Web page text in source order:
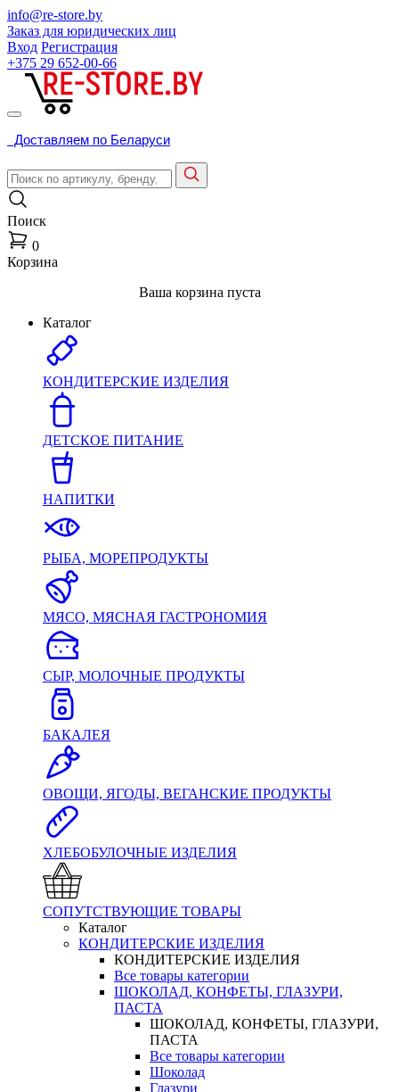
info@re-store.by
Заказ для юридических лиц
Вход Регистрация
+375 29 652-00-66
Доставляем по Беларуси
Поиск
0
Корзина
Ваша корзина пуста
Каталог
КОНДИТЕРСКИЕ ИЗДЕЛИЯ
ДЕТСКОЕ ПИТАНИЕ
НАПИТКИ
РЫБА, МОРЕПРОДУКТЫ
МЯСО, МЯСНАЯ ГАСТРОНОМИЯ
СЫР, МОЛОЧНЫЕ ПРОДУКТЫ
БАКАЛЕЯ
ОВОЩИ, ЯГОДЫ, ВЕГАНСКИЕ ПРОДУКТЫ
ХЛЕБОБУЛОЧНЫЕ ИЗДЕЛИЯ
СОПУТСТВУЮЩИЕ ТОВАРЫ
Каталог
КОНДИТЕРСКИЕ ИЗДЕЛИЯ
КОНДИТЕРСКИЕ ИЗДЕЛИЯ
Все товары категории
ШОКОЛАД, КОНФЕТЫ, ГЛАЗУРИ,
ПАСТА
ШОКОЛАД, КОНФЕТЫ, ГЛАЗУРИ,
ПАСТА
Все товары категории
Шоколад
Глазури